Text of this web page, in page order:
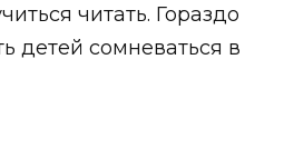
читать. Гораздо
детей сомневаться в